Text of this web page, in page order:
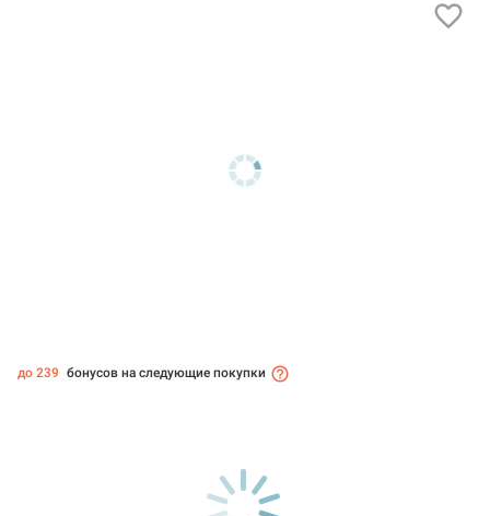
до 239 бонусов на следующие покупки